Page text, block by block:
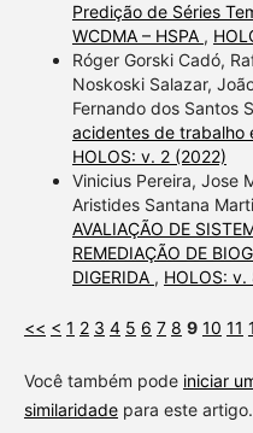
Predição de Séries
WCDMA – HSPA ,
Róger Gorski Cadó,
Noskoski Salazar,
Fernando dos Santos
acidentes de trabalho
HOLOS: v. 2 (2022)
Vinicius Pereira, Jose
Aristides Santana
AVALIAÇÃO DE
REMEDIAÇÃO DE
DIGERIDA , HOLOS:
<< < 1 2 3 4 5 6 7 8 9 10 11
Você também pode iniciar
similaridadepara este artigo.